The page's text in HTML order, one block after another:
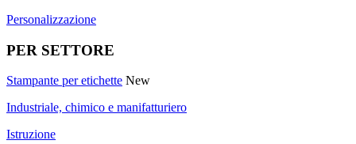
Personalizzazione
PER SETTORE
Stampante per etichette New
Industriale, chimico e manifatturiero
Istruzione